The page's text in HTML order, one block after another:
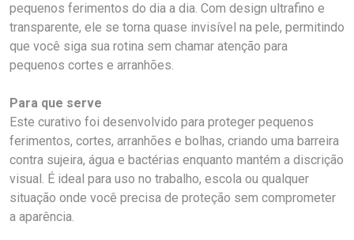
pequenos ferimentos do dia a dia. Com design ultrafino e
transparente, ele se torna quase invisível na pele, permitindo
que você siga sua rotina sem chamar atenção para
pequenos cortes e arranhões.
Para que serve
Este curativo foi desenvolvido para proteger pequenos
ferimentos, cortes, arranhões e bolhas, criando uma barreira
contra sujeira, água e bactérias enquanto mantém a discrição
visual. É ideal para uso no trabalho, escola ou qualquer
situação onde você precisa de proteção sem comprometer
a aparência.